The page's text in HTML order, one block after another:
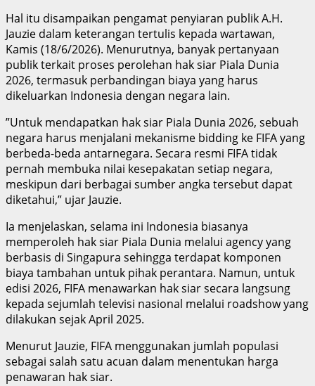
‎Hal itu disampaikan pengamat penyiaran publik A.H.
Jauzie dalam keterangan tertulis kepada wartawan,
Kamis (18/6/2026). Menurutnya, banyak pertanyaan
publik terkait proses perolehan hak siar Piala Dunia
2026, termasuk perbandingan biaya yang harus
dikeluarkan Indonesia dengan negara lain.
‎”Untuk mendapatkan hak siar Piala Dunia 2026, sebuah
negara harus menjalani mekanisme bidding ke FIFA yang
berbeda-beda antarnegara. Secara resmi FIFA tidak
pernah membuka nilai kesepakatan setiap negara,
meskipun dari berbagai sumber angka tersebut dapat
diketahui,” ujar Jauzie.
‎Ia menjelaskan, selama ini Indonesia biasanya
memperoleh hak siar Piala Dunia melalui agency yang
berbasis di Singapura sehingga terdapat komponen
biaya tambahan untuk pihak perantara. Namun, untuk
edisi 2026, FIFA menawarkan hak siar secara langsung
kepada sejumlah televisi nasional melalui roadshow yang
dilakukan sejak April 2025.
‎Menurut Jauzie, FIFA menggunakan jumlah populasi
sebagai salah satu acuan dalam menentukan harga
penawaran hak siar.